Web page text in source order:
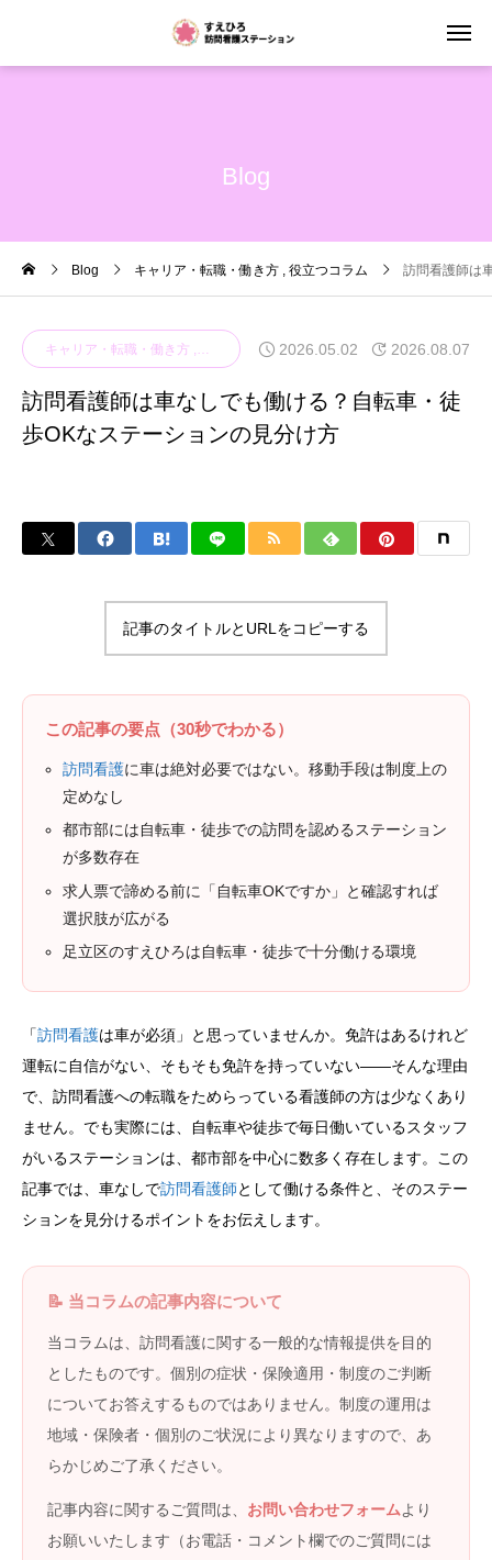
Blog
Blog キャリア・転職・働き方 役立つコラム 訪問看護師は
キャリア・転職・働き方 役立つコラム2026.05.02 2026.08.07
訪問看護師は車なしでも働ける？自転車・徒
歩OKなステーションの見分け方
記事のタイトルとURLをコピーする
この記事の要点（30秒でわかる）
訪問看護に車は絶対必要ではない。移動手段は制度上の
定めなし
都市部には自転車・徒歩での訪問を認めるステーション
が多数存在
求人票で諦める前に「自転車OKですか」と確認すれば
選択肢が広がる
足立区のすえひろは自転車・徒歩で十分働ける環境
「訪問看護は車が必須」と思っていませんか。免許はあるけれど
運転に自信がない、そもそも免許を持っていない——そんな理由
で、訪問看護への転職をためらっている看護師の方は少なくあり
ません。でも実際には、自転車や徒歩で毎日働いているスタッフ
がいるステーションは、都市部を中心に数多く存在します。この
記事では、車なしで訪問看護師として働ける条件と、そのステー
ションを見分けるポイントをお伝えします。
📝 当コラムの記事内容について
当コラムは、訪問看護に関する一般的な情報提供を目的
としたものです。個別の症状・保険適用・制度のご判断
についてお答えするものではありません。制度の運用は
地域・保険者・個別のご状況により異なりますので、あ
らかじめご了承ください。
記事内容に関するご質問は、 お問い合わせフォームより
お願いいたします（お電話・コメント欄でのご質問には